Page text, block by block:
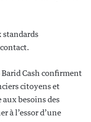
standards
Barid Cash confirment
citoyens et
besoins des
à l’essor d’une